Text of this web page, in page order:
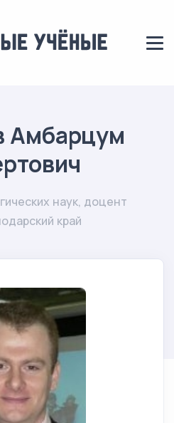
Амбарцум
наук, доцент
край